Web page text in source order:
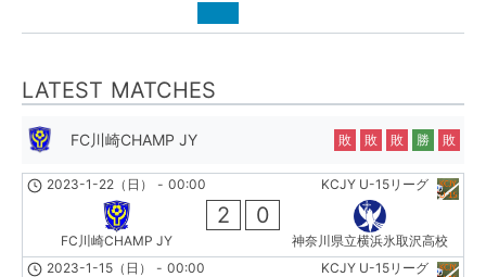
LATEST MATCHES
FC川崎CHAMP JY 敗 敗 敗 勝 敗
KCJY U-15リーグ
2023-1-22（日） - 00:00
FC川崎CHAMP JY
2 0
神奈川県立横浜氷取沢高校
KCJY U-15リーグ
2023-1-15（日） - 00:00